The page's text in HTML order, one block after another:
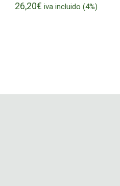
26,20€ iva incluido (4%)